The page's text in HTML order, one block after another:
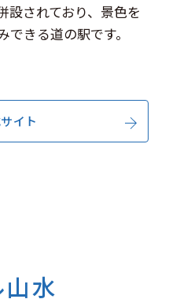
設されており、景色を
きる道の駅です。
イト
水